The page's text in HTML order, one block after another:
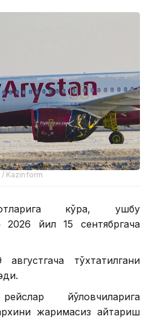
Kazinform
кўра, ушбу
2026 йил 15 сентябргача
тўхтатилгани
йўловчиларига
жаримасиз қайтариш